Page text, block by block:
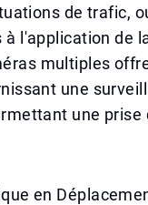
de trafic,
l'application de
multiples
une
une prise
en